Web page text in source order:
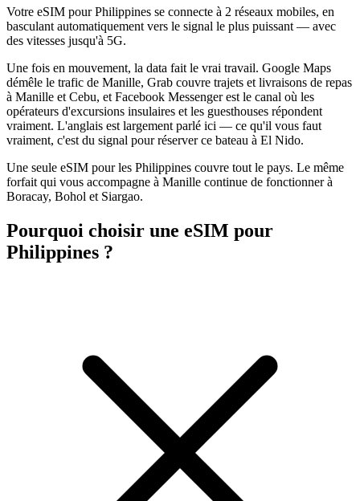
Votre eSIM pour Philippines se connecte à 2 réseaux mobiles, en
basculant automatiquement vers le signal le plus puissant — avec
des vitesses jusqu'à 5G.
Une fois en mouvement, la data fait le vrai travail. Google Maps
démêle le trafic de Manille, Grab couvre trajets et livraisons de repas
à Manille et Cebu, et Facebook Messenger est le canal où les
opérateurs d'excursions insulaires et les guesthouses répondent
vraiment. L'anglais est largement parlé ici — ce qu'il vous faut
vraiment, c'est du signal pour réserver ce bateau à El Nido.
Une seule eSIM pour les Philippines couvre tout le pays. Le même
forfait qui vous accompagne à Manille continue de fonctionner à
Boracay, Bohol et Siargao.
Pourquoi choisir une eSIM pour
Philippines ?